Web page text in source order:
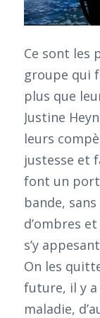
Ce sont les
groupe qui
plus que
Justine
leurs
justesse et
font un
bande,
d’ombres
s’y
On les
future, il y
maladie,